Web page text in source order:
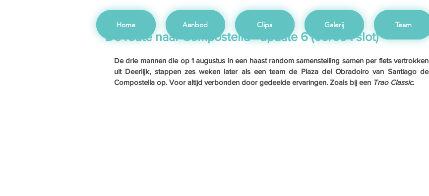
Home Aanbod Clips Galerij Team
De route naar Compostella - update 6 (09/09 : slot)
De drie mannen die op 1 augustus in een haast random samenstelling samen per fiets vertrokken
uit Deerlijk, stappen zes weken later als een team de Plaza del Obradoiro van Santiago de
Compostella op. Voor altijd verbonden door gedeelde ervaringen. Zoals bij een Trao Classic.